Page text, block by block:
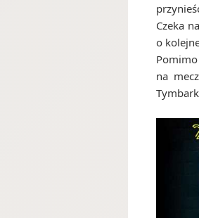
Czeka
o
na